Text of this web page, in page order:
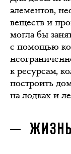
элементов,
веществ и
могла бы
с помощью
к ресурсам,
построить
на лодках и